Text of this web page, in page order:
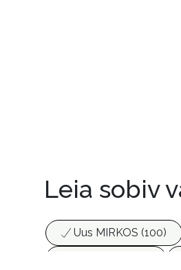
Leia sobiv
Uus MIRKOS (100)